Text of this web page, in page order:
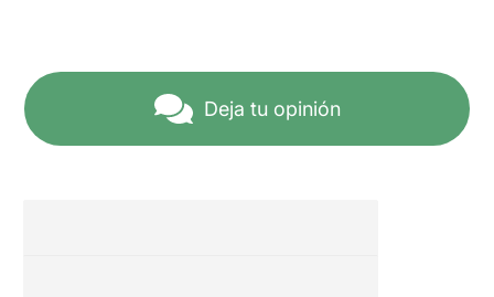
Deja tu opinión